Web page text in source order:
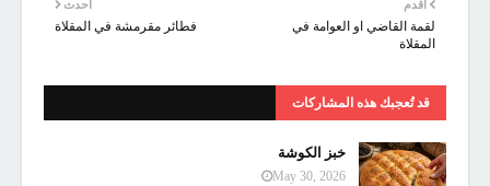
أحدث
فطائر مقرمشة في المقلاة
أقدم
لقمة القاضي او العوامة في
المقلاة
قد تُعجبك هذه المشاركات
خبز الكوشة
May 30, 2026